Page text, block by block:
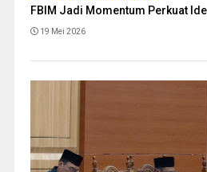
FBIM Jadi Momentum Perkuat
19 Mei 2026